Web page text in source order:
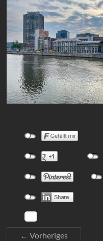
← Vorheriges